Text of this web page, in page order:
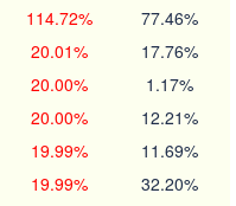
114.72% 77.46%
20.01% 17.76%
20.00% 1.17%
20.00% 12.21%
19.99% 11.69%
19.99% 32.20%